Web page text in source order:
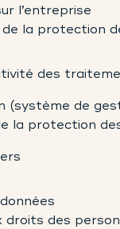
l’entreprise
la protection
des
(système de
la protection
droits des